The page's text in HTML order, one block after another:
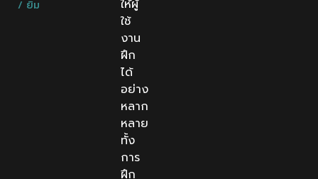
/ ยิม
ให้ผู้
ใช้
งาน
ฝึก
ได้
อย่าง
หลาก
หลาย
ทั้ง
การ
ฝึก